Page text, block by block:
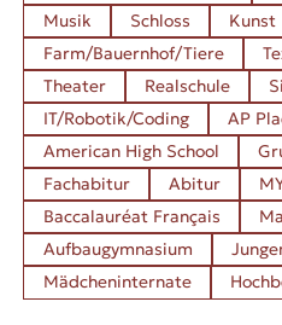
Musik
Schloss Kunst
Farm/Bauernhof/Tiere
Theater
Realschule
IT/Robotik/Coding
AP
American High School
Fachabitur
Abitur
Baccalauréat Français
Aufbaugymnasium
Mädcheninternate